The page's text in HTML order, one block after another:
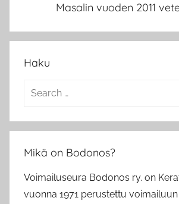
Masalin vuoden 2011
Haku
Search
Mikä on Bodonos?
Voimailuseura Bodonos ry. on
vuonna 1971 perustettu